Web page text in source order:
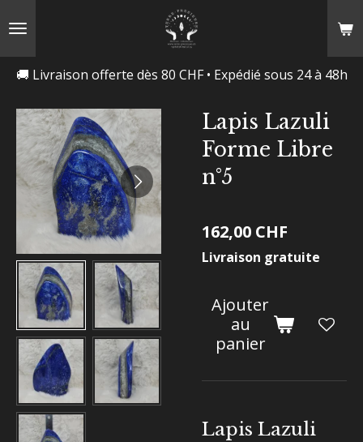
🚚 Livraison offerte dès 80 CHF • Expédié sous 24 à 48h
Lapis Lazuli
Forme Libre
n°5
162,00 CHF
Livraison gratuite
Ajouter
au
panier
Lapis Lazuli